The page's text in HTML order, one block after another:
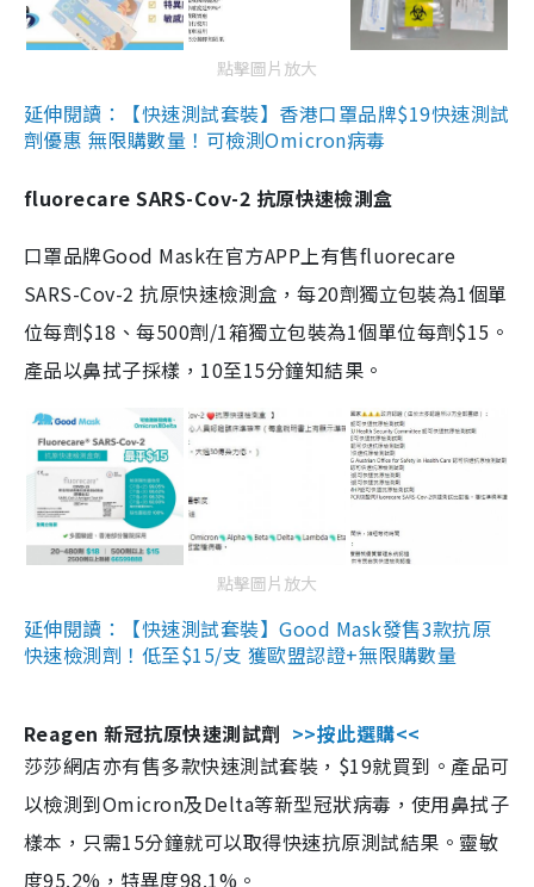
點擊圖片放大
延伸閱讀：【快速測試套裝】香港口罩品牌$19快速測試
劑優惠 無限購數量！可檢測Omicron病毒
fluorecare SARS-Cov-2 抗原快速檢測盒
口罩品牌Good Mask在官方APP上有售fluorecare
SARS-Cov-2 抗原快速檢測盒，每20劑獨立包裝為1個單
位每劑$18、每500劑/1箱獨立包裝為1個單位每劑$15。
產品以鼻拭子採樣，10至15分鐘知結果。
點擊圖片放大
延伸閱讀：【快速測試套裝】Good Mask發售3款抗原
快速檢測劑！低至$15/支 獲歐盟認證+無限購數量
Reagen 新冠抗原快速測試劑 >>按此選購<<
莎莎網店亦有售多款快速測試套裝，$19就買到。產品可
以檢測到Omicron及Delta等新型冠狀病毒，使用鼻拭子
樣本，只需15分鐘就可以取得快速抗原測試結果。靈敏
度95.2%，特異度98.1%。